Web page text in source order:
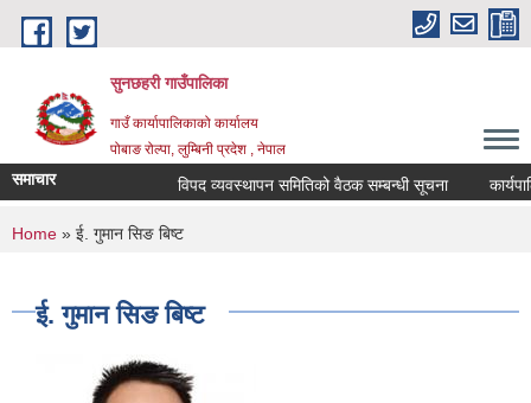
Skip to main content
सुनछहरी गाउँपालिका
गाउँ कार्यापालिकाको कार्यालय
पोबाङ रोल्पा, लुम्बिनी प्रदेश , नेपाल
समाचार विपद व्यवस्थापन समितिको वैठक सम्बन्धी सूचना
You are here
Home » ई. गुमान सिङ बिष्ट
ई. गुमान सिङ बिष्ट